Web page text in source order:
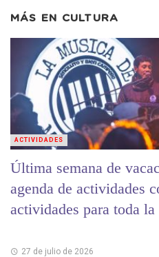
MÁS EN CULTURA
Última semana de
agenda de actividades
actividades para toda
27 de julio de 2026
ACTIVIDADES